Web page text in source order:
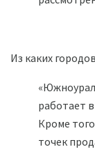
Из каких
работает
Кроме
точек